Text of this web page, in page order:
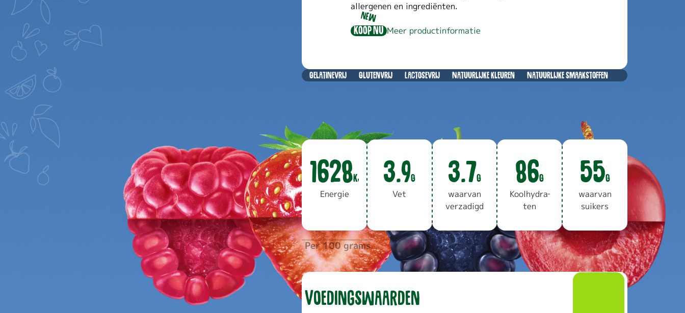
allergenen en ingrediënten.
Koop nu Meer productinformatie
NEW
Gelatinevrij Glutenvrij Lactosevrij Natuurlijke kleuren Natuurlijke smaakstoffen
1628KJ
Ener­gie
3.9G
Vet
3.7G
waar­van
ver­za­digd
86G
Kool­hy­dra­
ten
55G
waar­van
sui­kers
Per 100 grams
Voedingswaarden